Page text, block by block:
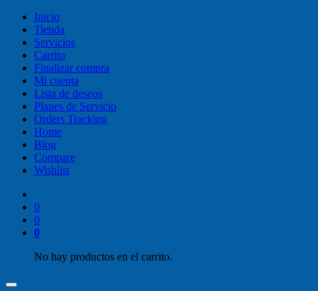
Inicio
Tienda
Servicios
Carrito
Finalizar compra
Mi cuenta
Lista de deseos
Planes de Servicio
Orders Tracking
Home
Blog
Compare
Wishlist
0
0
0
No hay productos en el carrito.